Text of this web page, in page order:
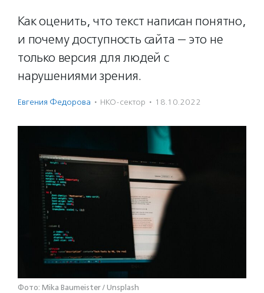
Как оценить, что текст написан понятно,
и почему доступность сайта — это не
только версия для людей с
нарушениями зрения.
Евгения Федорова · НКО-сектор · 18.10.2022
Фото: Mika Baumeister / Unsplash